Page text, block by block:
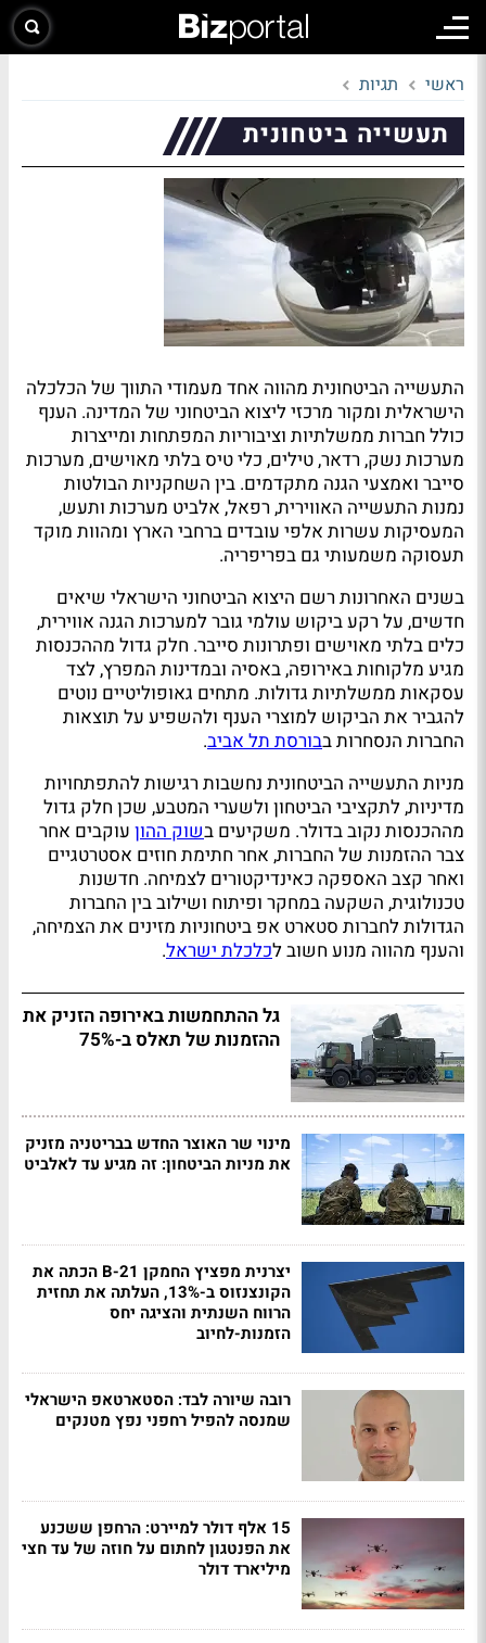
ראשי תגיות
תעשייה ביטחונית
התעשייה הביטחונית מהווה אחד מעמודי התווך של הכלכלה
הישראלית ומקור מרכזי ליצוא הביטחוני של המדינה. הענף
כולל חברות ממשלתיות וציבוריות המפתחות ומייצרות
מערכות נשק, רדאר, טילים, כלי טיס בלתי מאוישים, מערכות
סייבר ואמצעי הגנה מתקדמים. בין השחקניות הבולטות
נמנות התעשייה האווירית, רפאל, אלביט מערכות ותעש,
המעסיקות עשרות אלפי עובדים ברחבי הארץ ומהוות מוקד
תעסוקה משמעותי גם בפריפריה.
בשנים האחרונות רשם היצוא הביטחוני הישראלי שיאים
חדשים, על רקע ביקוש עולמי גובר למערכות הגנה אווירית,
כלים בלתי מאוישים ופתרונות סייבר. חלק גדול מההכנסות
מגיע מלקוחות באירופה, באסיה ובמדינות המפרץ, לצד
עסקאות ממשלתיות גדולות. מתחים גאופוליטיים נוטים
להגביר את הביקוש למוצרי הענף ולהשפיע על תוצאות
החברות הנסחרות בבורסת תל אביב.
מניות התעשייה הביטחונית נחשבות רגישות להתפתחויות
מדיניות, לתקציבי הביטחון ולשערי המטבע, שכן חלק גדול
מההכנסות נקוב בדולר. משקיעים בשוק ההון עוקבים אחר
צבר ההזמנות של החברות, אחר חתימת חוזים אסטרטגיים
ואחר קצב האספקה כאינדיקטורים לצמיחה. חדשנות
טכנולוגית, השקעה במחקר ופיתוח ושילוב בין החברות
הגדולות לחברות סטארט אפ ביטחוניות מזינים את הצמיחה,
והענף מהווה מנוע חשוב לכלכלת ישראל.
גל ההתחמשות באירופה הזניק את
ההזמנות של תאלס ב-75%
מינוי שר האוצר החדש בבריטניה מזניק
את מניות הביטחון: זה מגיע עד לאלביט
יצרנית מפציץ החמקן B-21 הכתה את
הקונצנזוס ב-13%, העלתה את תחזית
הרווח השנתית והציגה יחס
הזמנות-לחיוב
רובה שיורה לבד: הסטארטאפ הישראלי
שמנסה להפיל רחפני נפץ מטנקים
15 אלף דולר למיירט: הרחפן ששכנע
את הפנטגון לחתום על חוזה של עד חצי
מיליארד דולר